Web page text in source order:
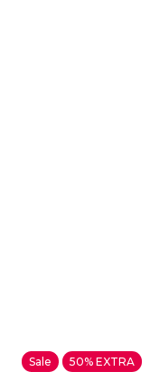
Sale 50% EXTRA